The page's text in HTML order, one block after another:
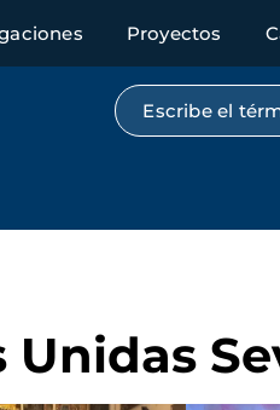
Proyectos
Búsqueda